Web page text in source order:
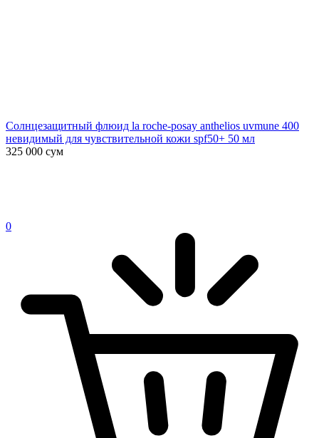
Солнцезащитный флюид la roche-posay anthelios uvmune 400
невидимый для чувствительной кожи spf50+ 50 мл
325 000 сум
0